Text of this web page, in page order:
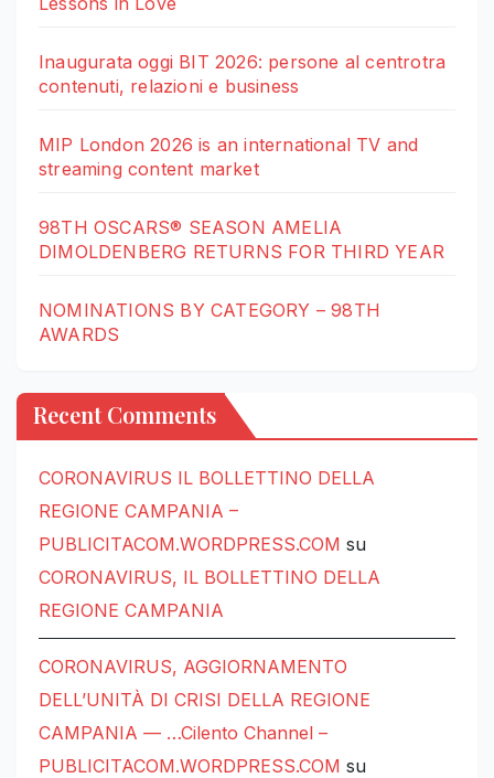
Inaugurata oggi BIT 2026: persone al centrotra
contenuti, relazioni e business
MIP London 2026 is an international TV and
streaming content market
98TH OSCARS® SEASON AMELIA
DIMOLDENBERG RETURNS FOR THIRD YEAR
NOMINATIONS BY CATEGORY – 98TH
AWARDS
Recent Comments
CORONAVIRUS IL BOLLETTINO DELLA
REGIONE CAMPANIA –
PUBLICITACOM.WORDPRESS.COM su
CORONAVIRUS, IL BOLLETTINO DELLA
REGIONE CAMPANIA
CORONAVIRUS, AGGIORNAMENTO
DELL’UNITÀ DI CRISI DELLA REGIONE
CAMPANIA — …Cilento Channel –
PUBLICITACOM.WORDPRESS.COM su